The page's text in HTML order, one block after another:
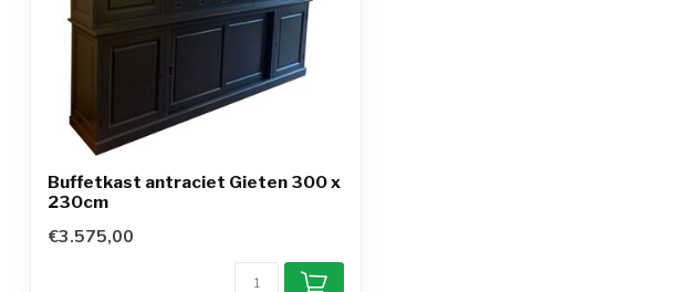
Buffetkast antraciet Gieten 300 x
230cm
€3.575,00